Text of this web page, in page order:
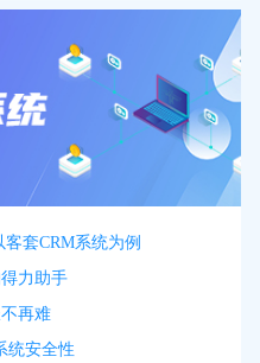
套CRM系统为例
力助手
再难
统安全性